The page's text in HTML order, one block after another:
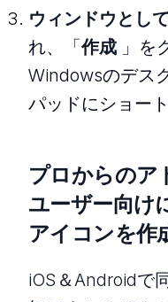
ウィンドウとし
れ、「作成 」を
Windowsのデス
パッドにショー
プロからのア
ユーザー向け
アイコンを作
iOS＆Androidで